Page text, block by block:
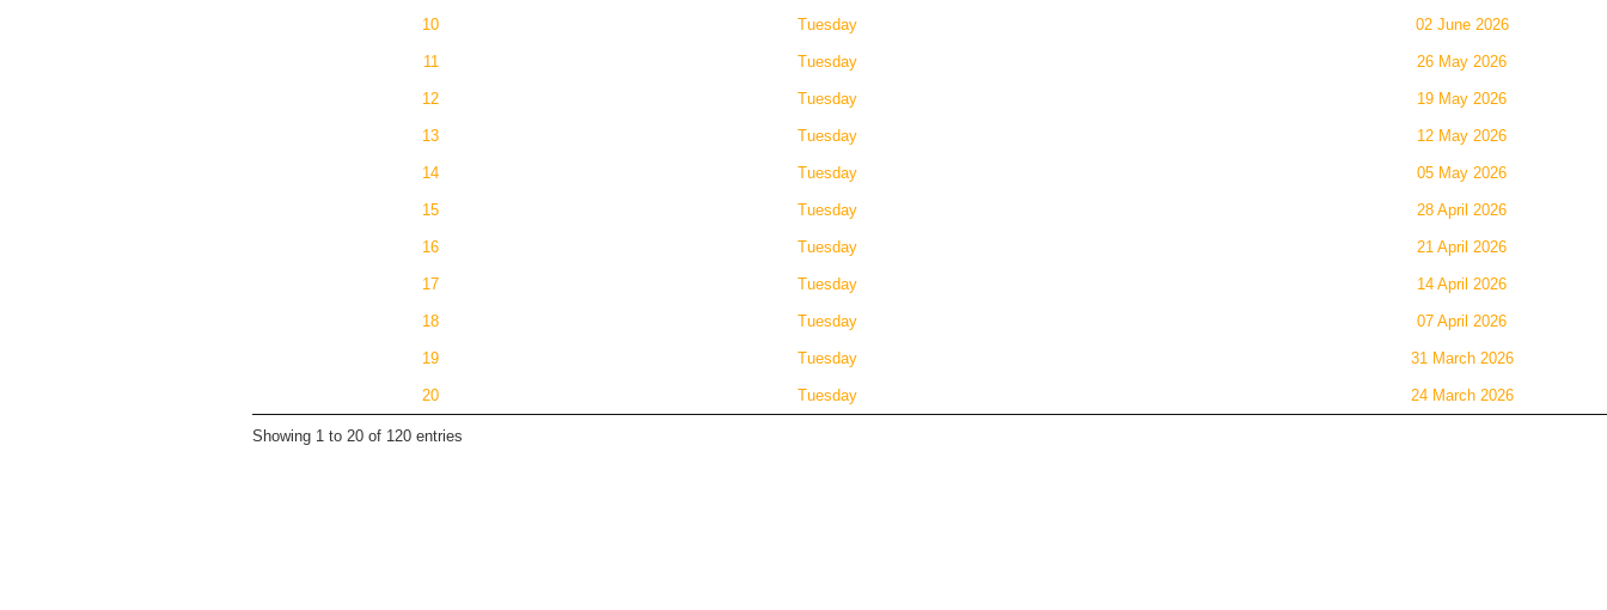
10 Tuesday 02 June 2026
11 Tuesday 26 May 2026
12 Tuesday 19 May 2026
13 Tuesday 12 May 2026
14 Tuesday 05 May 2026
15 Tuesday 28 April 2026
16 Tuesday 21 April 2026
17 Tuesday 14 April 2026
18 Tuesday 07 April 2026
19 Tuesday 31 March 2026
20 Tuesday 24 March 2026
Showing 1 to 20 of 120 entries